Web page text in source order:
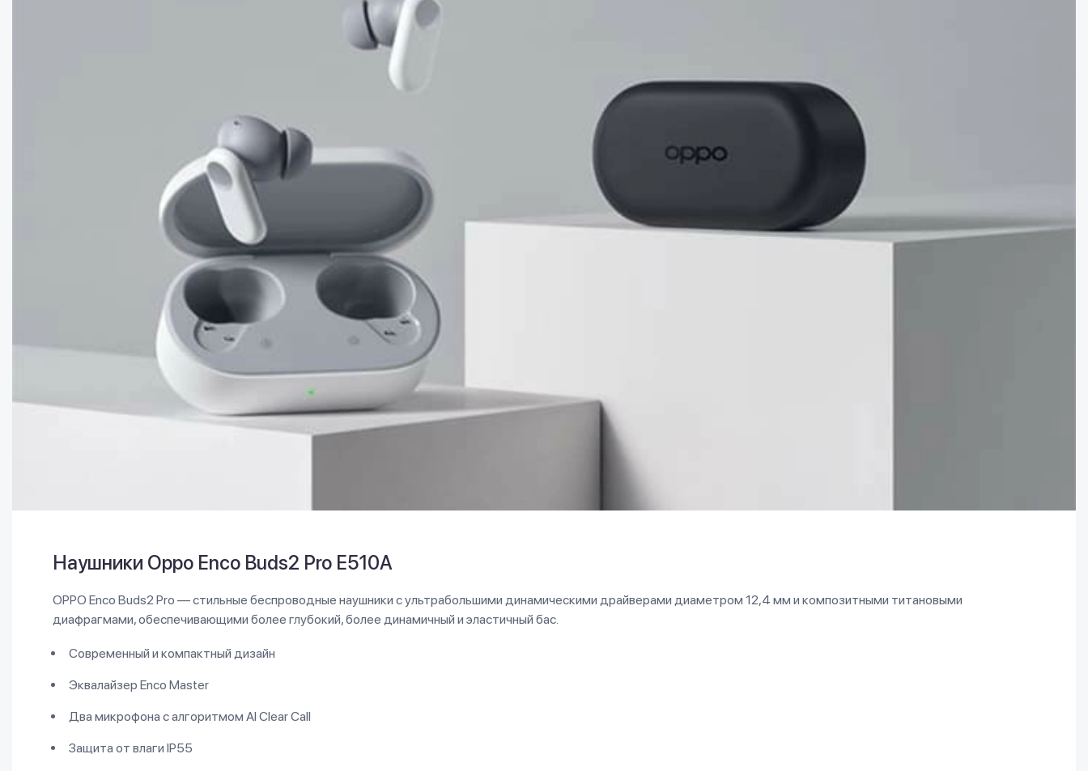
Наушники Oppo Enco Buds2 Pro E510A
OPPO Enco Buds2 Pro — стильные беспроводные наушники с ультрабольшими динамическими драйверами диаметром 12,4 мм и композитными титановыми
диафрагмами, обеспечивающими более глубокий, более динамичный и эластичный бас.
Современный и компактный дизайн
Эквалайзер Enco Master
Два микрофона с алгоритмом AI Clear Call
Защита от влаги IP55